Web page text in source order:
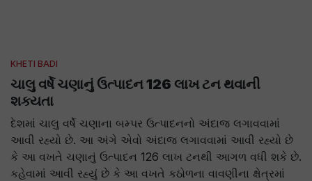
KHETI BADI
ચાલુ વર્ષે ચણાનું ઉત્પાદન 126 લાખ ટન થવાની
શક્યતા
દેશમાં ચાલુ વર્ષે ચણાના બમ્પર ઉત્પાદનનો અંદાજ લગાવવામાં
આવી રહ્યો છે. આ અંગે એવો અંદાજ લગાવવામાં આવી રહ્યો છે
કે આ વખતે ચણાનું ઉત્પાદન 126 લાખ ટનથી આગળ વધી શકે છે.
કહેવામાં આવી રહ્યું છે કે આ વખતે કઠોળના વાવણીના ક્ષેત્રમાં